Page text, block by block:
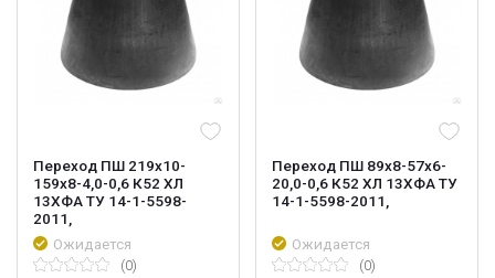
Переход ПШ 219х10-
159х8-4,0-0,6 К52 ХЛ
13ХФА ТУ 14-1-5598-
2011,
Ожидается
(0)
Переход ПШ 89х8-57х6-
20,0-0,6 К52 ХЛ 13ХФА ТУ
14-1-5598-2011,
Ожидается
(0)